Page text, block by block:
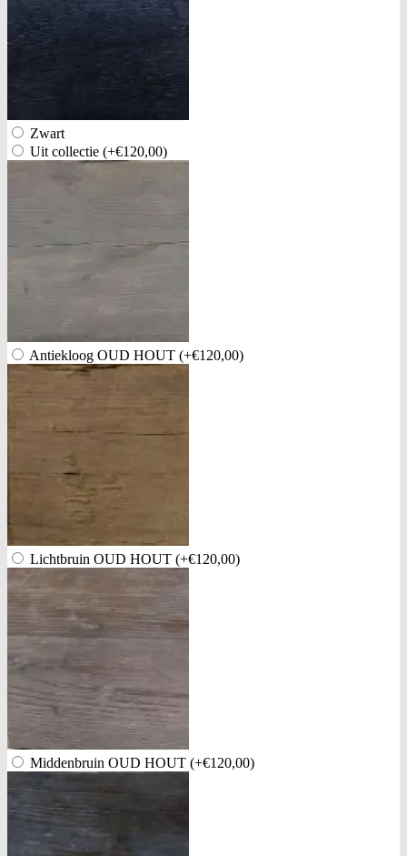
Zwart
Uit collectie (+€120,00)
Antiekloog OUD HOUT (+€120,00)
Lichtbruin OUD HOUT (+€120,00)
Middenbruin OUD HOUT (+€120,00)